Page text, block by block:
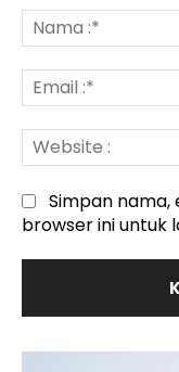
Simpan nama,
browser ini untuk